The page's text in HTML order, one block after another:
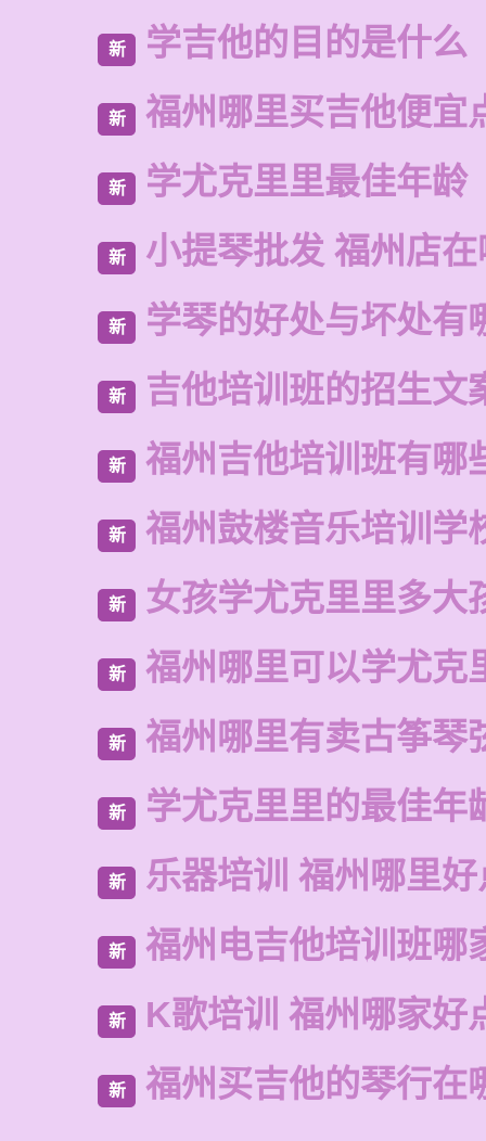
新 学吉他的目的是什么
新 福州哪里买吉他便宜
新 学尤克里里最佳年龄
新 小提琴批发 福州店
新 学琴的好处与坏处有
新 吉他培训班的招生文
新 福州吉他培训班有哪
新 福州鼓楼音乐培训学
新 女孩学尤克里里多大
新 福州哪里可以学尤克
新 福州哪里有卖古筝琴
新 学尤克里里的最佳年
新 乐器培训 福州哪里
新 福州电吉他培训班哪
新 K歌培训 福州哪家好
新 福州买吉他的琴行在